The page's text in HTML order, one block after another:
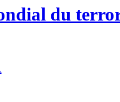
du